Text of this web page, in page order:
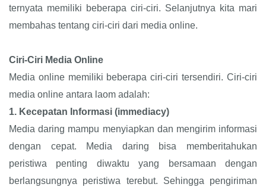
ternyata memiliki beberapa ciri-ciri. Selanjutnya kita mari
membahas tentang ciri-ciri dari media online.
Ciri-Ciri Media Online
Media online memiliki beberapa ciri-ciri tersendiri. Ciri-ciri
media online antara laom adalah:
1. Kecepatan Informasi (immediacy)
Media daring mampu menyiapkan dan mengirim informasi
dengan cepat. Media daring bisa memberitahukan
peristiwa penting diwaktu yang bersamaan dengan
berlangsungnya peristiwa terebut. Sehingga pengiriman